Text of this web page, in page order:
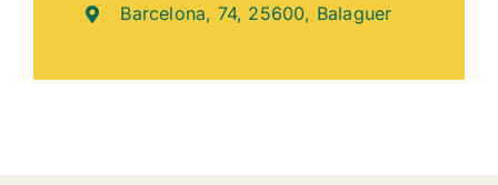
Barcelona, 74, 25600, Balaguer